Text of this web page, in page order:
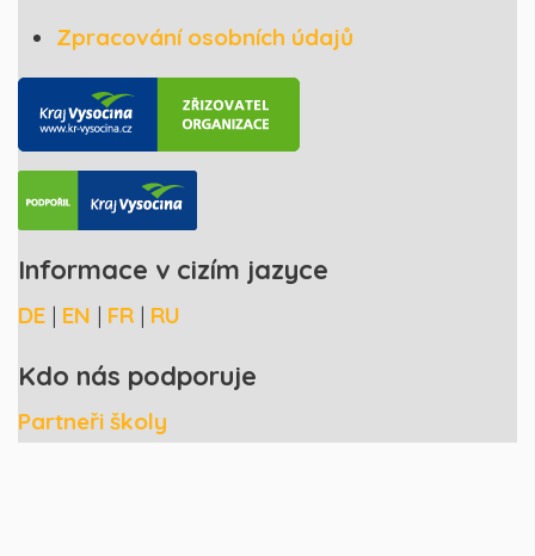
Zpracování osobních údajů
Informace v cizím jazyce
DE | EN | FR | RU
Kdo nás podporuje
Partneři školy